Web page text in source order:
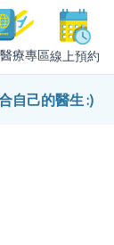
療專區線上預約
自己的醫生 :)